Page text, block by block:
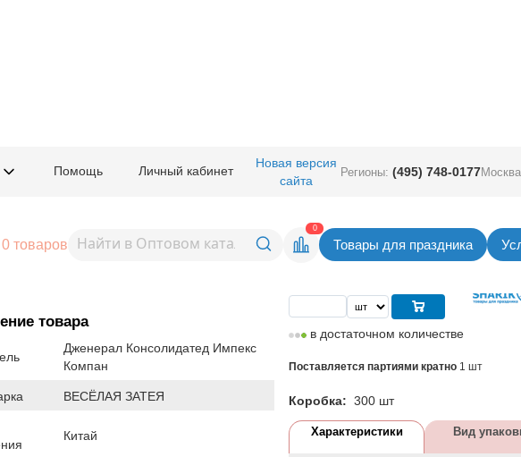
Помощь Личный кабинет
Новая версия
сайта
Регионы: (495) 748-0177
0 товаров
0
Товары для праздника
Конфетти
10грG
Вернуться в раздел Конфетти,
товара
Дженерал Консолидатед Импекс
Компан
ВЕСЁЛАЯ ЗАТЕЯ
Китай
в достаточном количестве
Поставляется партиями кратно 1 шт
Коробка: 300 шт
Характеристики Вид